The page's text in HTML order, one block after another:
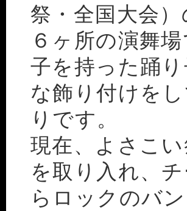
祭・全国大会
６ヶ所の演舞
子を持った踊
な飾り付けを
りです。
現在、よさこ
を取り入れ、
らロックのバ